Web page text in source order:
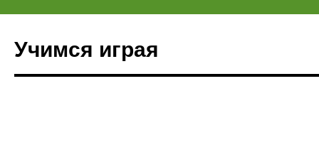
Учимся играя